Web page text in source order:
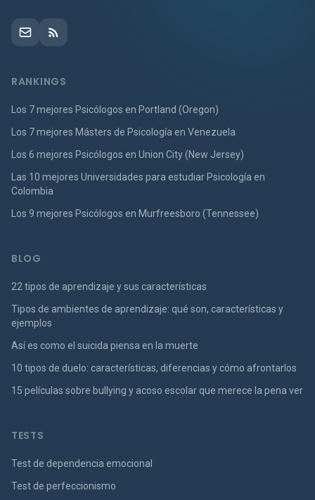
RANKINGS
Los 7 mejores Psicólogos en Portland (Oregon)
Los 7 mejores Másters de Psicología en Venezuela
Los 6 mejores Psicólogos en Union City (New Jersey)
Las 10 mejores Universidades para estudiar Psicología en
Colombia
Los 9 mejores Psicólogos en Murfreesboro (Tennessee)
BLOG
22 tipos de aprendizaje y sus características
Tipos de ambientes de aprendizaje: qué son, características y
ejemplos
Así es como el suicida piensa en la muerte
10 tipos de duelo: características, diferencias y cómo afrontarlos
15 películas sobre bullying y acoso escolar que merece la pena ver
TESTS
Test de dependencia emocional
Test de perfeccionismo